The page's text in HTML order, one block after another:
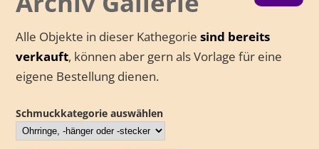
Alle Objekte in dieser Kathegoriesind bereits
verkauft, können aber gern als Vorlage für eine
eigene Bestellung dienen.
Schmuckkategorie auswählen